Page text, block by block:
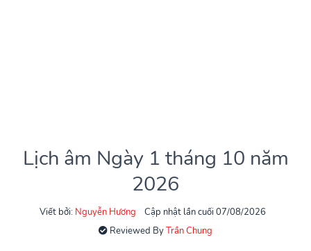
Lịch âm Ngày 1 tháng 10 năm
2026
Viết bởi: Nguyễn Hương
Cập nhật lần cuối 07/08/2026
Reviewed ByTrần Chung